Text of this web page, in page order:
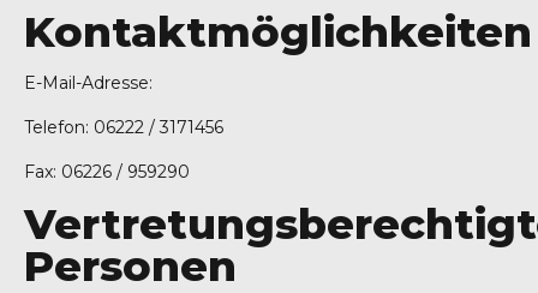
Kontaktmöglichkeiten
E-Mail-Adresse:
Telefon: 06222 / 3171456
Fax: 06226 / 959290
Personen